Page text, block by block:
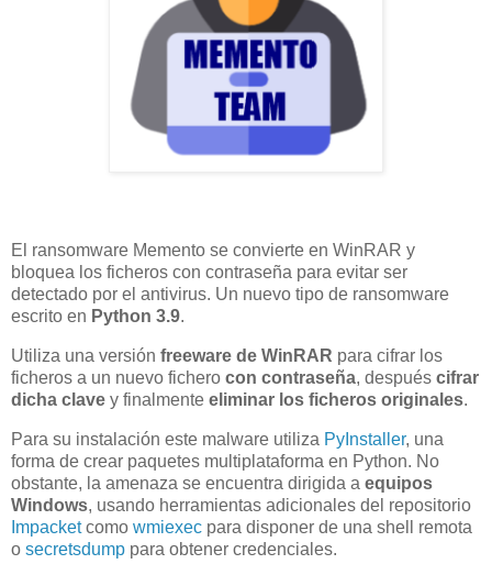
El ransomware Memento se convierte en WinRAR y
bloquea los ficheros con contraseña para evitar ser
detectado por el antivirus. Un nuevo tipo de ransomware
escrito en Python 3.9.
Utiliza una versión freeware de WinRAR para cifrar los
ficheros a un nuevo fichero con contraseña, después cifrar
dicha clave y finalmente eliminar los ficheros originales.
Para su instalación este malware utiliza PyInstaller, una
forma de crear paquetes multiplataforma en Python. No
obstante, la amenaza se encuentra dirigida a equipos
Windows, usando herramientas adicionales del repositorio
Impacketcomo wmiexec para disponer de una shell remota
o secretsdump para obtener credenciales.